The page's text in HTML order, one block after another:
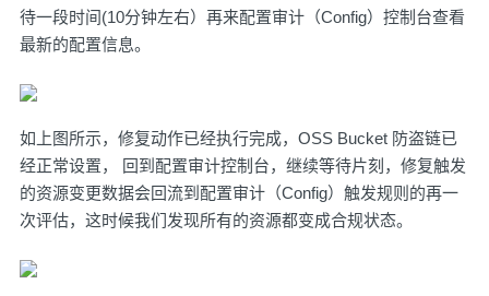
待一段时间(10分钟左右）再来配置审计（Config） 控制台查看
最新的配置信息。
如上图所示，修复动作已经执行完成，OSS Bucket 防盗链已
经正常设置， 回到 配置审计控制台，继续等待片刻，修复触发
的资源变更数据会回流到 配置审计（Config） 触发规则的再一
次评估，这时候我们发现所有的资源都变成合规状态。